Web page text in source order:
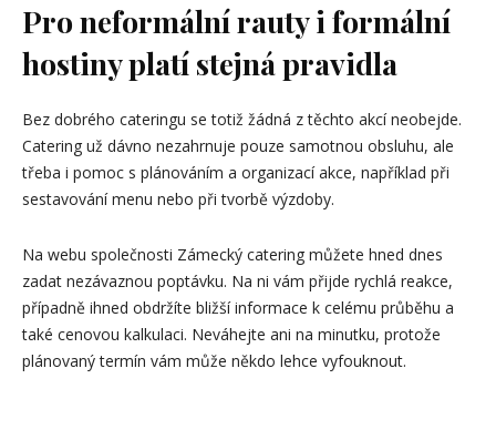
Pro neformální rauty i formální
hostiny platí stejná pravidla
Bez dobrého cateringu se totiž žádná z těchto akcí neobejde.
Catering už dávno nezahrnuje pouze samotnou obsluhu, ale
třeba i pomoc s plánováním a organizací akce, například při
sestavování menu nebo při tvorbě výzdoby.
Na webu společnosti Zámecký catering můžete hned dnes
zadat nezávaznou poptávku. Na ni vám přijde rychlá reakce,
případně ihned obdržíte bližší informace k celému průběhu a
také cenovou kalkulaci. Neváhejte ani na minutku, protože
plánovaný termín vám může někdo lehce vyfouknout.